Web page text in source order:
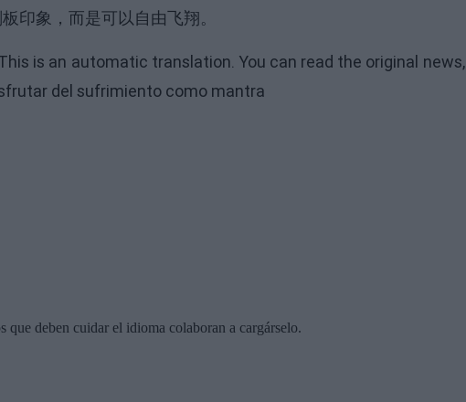
印象，而是可以自由飞翔。
is an automatic translation. You can read the original news,
del sufrimiento como mantra